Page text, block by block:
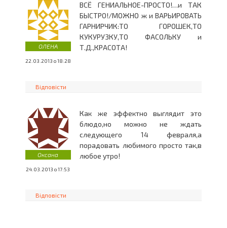
ОЛЕНА
22.03.2013 о 18:28
ВСЁ ГЕНИАЛЬНОЕ-ПРОСТО!…и ТАК
БЫСТРО!/МОЖНО ж и ВАРЬИРОВАТЬ
ГАРНИРЧИК:ТО ГОРОШЕК,ТО
КУКУРУЗКУ,ТО ФАСОЛЬКУ и
Т.Д.,КРАСОТА!
Відповісти
Оксана
24.03.2013 о 17:53
Как же эффектно выглядит это
блюдо,но можно не ждать
следующего 14 февраля,а
порадовать любимого просто так,в
любое утро!
Відповісти